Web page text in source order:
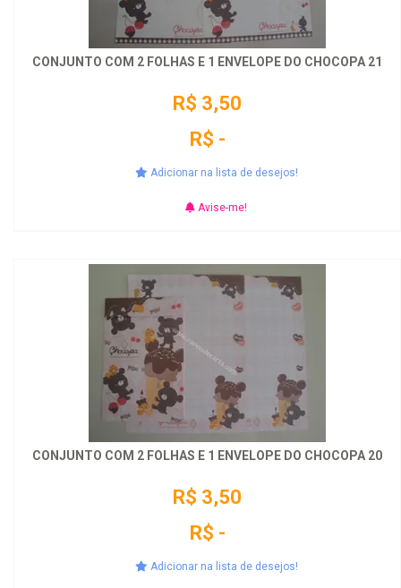
CONJUNTO COM 2 FOLHAS E 1 ENVELOPE DO CHOCOPA 21
R$ 3,50
R$ -
Adicionar na lista de desejos!
Avise-me!
CONJUNTO COM 2 FOLHAS E 1 ENVELOPE DO CHOCOPA 20
R$ 3,50
R$ -
Adicionar na lista de desejos!